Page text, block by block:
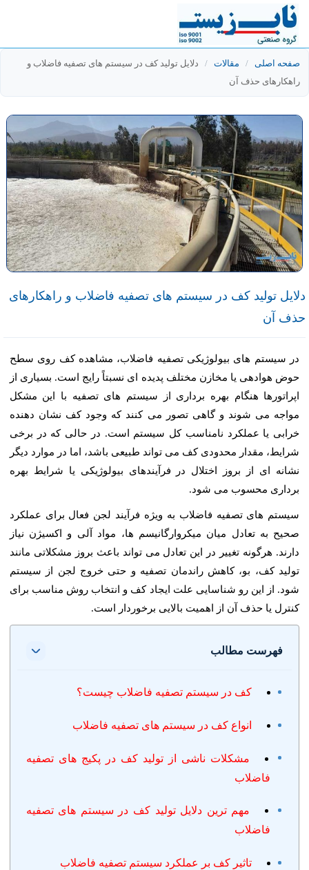
صفحه اصلی / مقالات /
دلایل تولید کف در سیستم های تصفیه فاضلاب و
راهکارهای حذف آن
دلایل تولید کف در سیستم های تصفیه فاضلاب و راهکارهای
حذف آن
در سیستم های بیولوژیکی تصفیه فاضلاب، مشاهده کف روی سطح
حوض هوادهی یا مخازن مختلف پدیده ای نسبتاً رایج است. بسیاری از
اپراتورها هنگام بهره برداری از سیستم های تصفیه با این مشکل
مواجه می شوند و گاهی تصور می کنند که وجود کف نشان دهنده
خرابی یا عملکرد نامناسب کل سیستم است. در حالی که در برخی
شرایط، مقدار محدودی کف می تواند طبیعی باشد، اما در موارد دیگر
نشانه ای از بروز اختلال در فرآیندهای بیولوژیکی یا شرایط بهره
برداری محسوب می شود.
سیستم های تصفیه فاضلاب به ویژه فرآیند لجن فعال برای عملکرد
صحیح به تعادل میان میکروارگانیسم ها، مواد آلی و اکسیژن نیاز
دارند. هرگونه تغییر در این تعادل می تواند باعث بروز مشکلاتی مانند
تولید کف، بو، کاهش راندمان تصفیه و حتی خروج لجن از سیستم
شود. از این رو شناسایی علت ایجاد کف و انتخاب روش مناسب برای
کنترل یا حذف آن از اهمیت بالایی برخوردار است.
فهرست مطالب
کف در سیستم تصفیه فاضلاب چیست؟
انواع کف در سیستم های تصفیه فاضلاب
مشکلات ناشی از تولید کف در پکیج های تصفیه
فاضلاب
مهم ترین دلایل تولید کف در سیستم های تصفیه
فاضلاب
تاثیر کف بر عملکرد سیستم تصفیه فاضلاب